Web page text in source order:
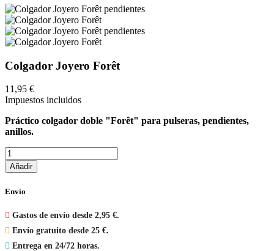
Colgador Joyero Forêt
11,95 €
Impuestos incluidos
Práctico colgador doble "Forêt" para pulseras, pendientes,
anillos.
Añadir
Envío
 Gastos de envío desde 2,95 €.
 Envío gratuito desde 25 €.
 Entrega en 24/72 horas.